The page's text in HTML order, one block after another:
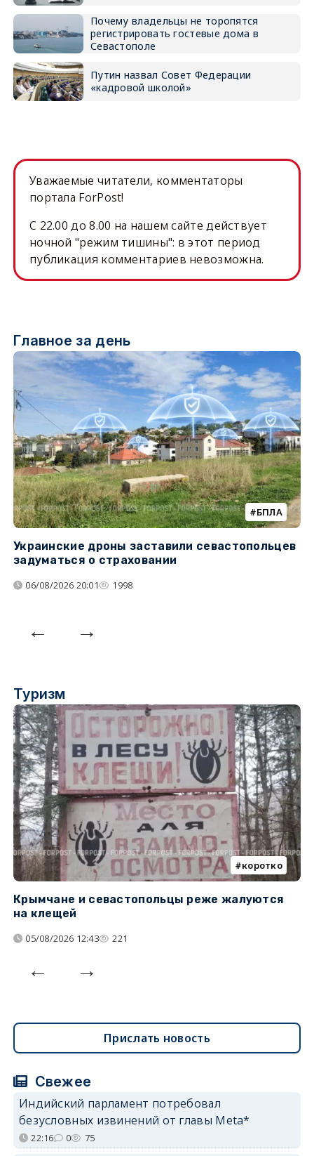
Почему владельцы не торопятся
регистрировать гостевые дома в
Севастополе
Путин назвал Совет Федерации
«кадровой школой»
Уважаемые читатели, комментаторы
портала ForPost!
C 22.00 до 8.00 на нашем сайте действует
ночной "режим тишины": в этот период
публикация комментариев невозможна.
Главное за день
БПЛА
Украинские дроны заставили севастопольцев
задуматься о страховании
06/08/2026 20:01 1998
Туризм
коротко
Крымчане и севастопольцы реже жалуются
на клещей
05/08/2026 12:43 221
Прислать новость
Свежее
Индийский парламент потребовал
безусловных извинений от главы Meta*
22:16 0 75